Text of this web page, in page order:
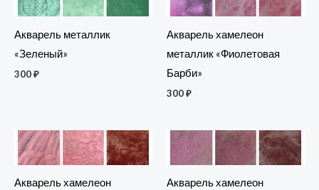
Акварель металлик
«Зеленый»
300₽
Акварель хамелеон
металлик «Фиолетовая
Барби»
300₽
Акварель хамелеон
Акварель хамелеон